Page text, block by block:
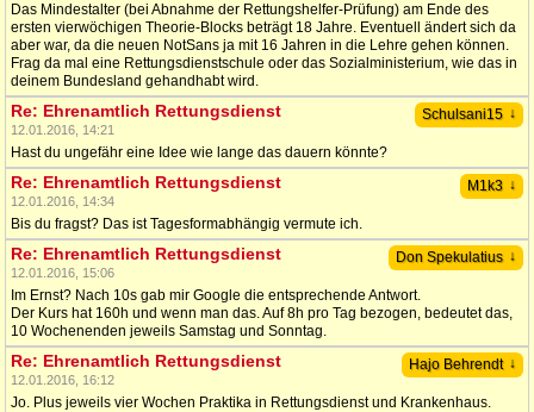
Das Mindestalter (bei Abnahme der Rettungshelfer-Prüfung) am Ende des
ersten vierwöchigen Theorie-Blocks beträgt 18 Jahre. Eventuell ändert sich da
aber war, da die neuen NotSans ja mit 16 Jahren in die Lehre gehen können.
Frag da mal eine Rettungsdienstschule oder das Sozialministerium, wie das in
deinem Bundesland gehandhabt wird.
Schulsani15 ↓
Re: Ehrenamtlich Rettungsdienst
12.01.2016, 14:21
Hast du ungefähr eine Idee wie lange das dauern könnte?
M1k3 ↓
Re: Ehrenamtlich Rettungsdienst
12.01.2016, 14:34
Bis du fragst? Das ist Tagesformabhängig vermute ich.
Don Spekulatius ↓
Re: Ehrenamtlich Rettungsdienst
12.01.2016, 15:06
Im Ernst? Nach 10s gab mir Google die entsprechende Antwort.
Der Kurs hat 160h und wenn man das. Auf 8h pro Tag bezogen, bedeutet das,
10 Wochenenden jeweils Samstag und Sonntag.
Hajo Behrendt ↓
Re: Ehrenamtlich Rettungsdienst
12.01.2016, 16:12
Jo. Plus jeweils vier Wochen Praktika in Rettungsdienst und Krankenhaus.